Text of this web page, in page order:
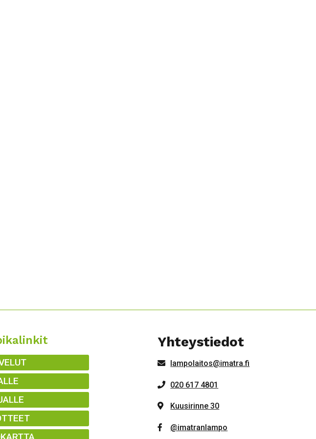
Yhteystiedot
lampolaitos@imatra.fi
020 617 4801
Kuusirinne 30
@imatranlampo